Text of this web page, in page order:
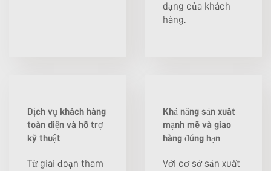
dạng của khách
hàng.
Dịch vụ khách hàng
toàn diện và hỗ trợ
kỹ thuật
Từ giai đoạn tham
Khả năng sản xuất
mạnh mẽ và giao
hàng đúng hạn
Với cơ sở sản xuất